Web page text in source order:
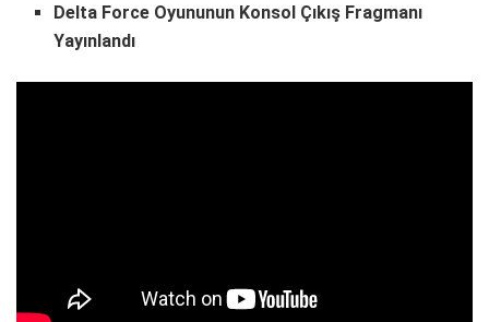
Delta Force Oyununun Konsol Çıkış Fragmanı
Yayınlandı